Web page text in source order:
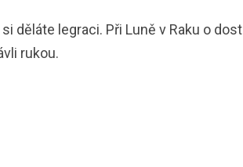
děláte legraci. Při Luně v Raku o dost
rukou.